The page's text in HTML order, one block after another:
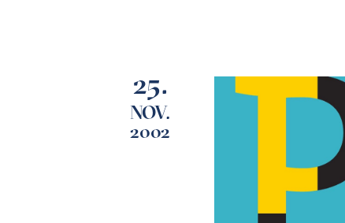
25.
NOV.
2002